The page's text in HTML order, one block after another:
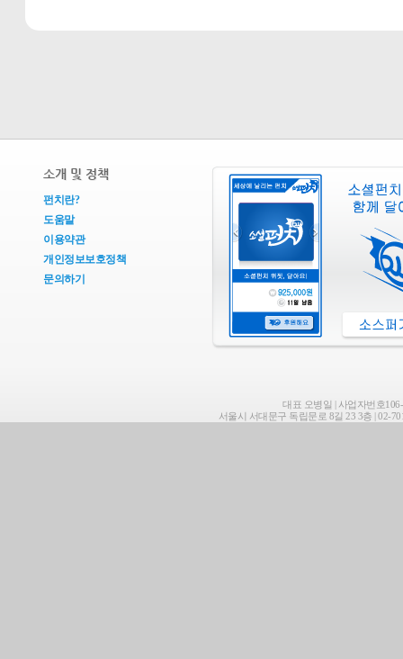
소개 및 정책
펀치란?
도움말
이용약관
개인정보보호정책
문의하기
대표 오병일 | 사업자번호
서울시 서대문구 독립문로 8길 23 3층 | 02-